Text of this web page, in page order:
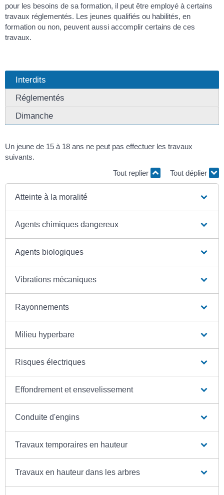
pour les besoins de sa formation, il peut être employé à certains
travaux réglementés. Les jeunes qualifiés ou habilités, en
formation ou non, peuvent aussi accomplir certains de ces
travaux.
Interdits
Réglementés
Dimanche
Un jeune de 15 à 18 ans ne peut pas effectuer les travaux
suivants.
Tout replier
Tout déplier
Atteinte à la moralité
Agents chimiques dangereux
Agents biologiques
Vibrations mécaniques
Rayonnements
Milieu hyperbare
Risques électriques
Effondrement et ensevelissement
Conduite d'engins
Travaux temporaires en hauteur
Travaux en hauteur dans les arbres